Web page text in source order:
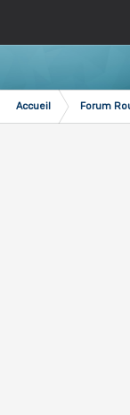
Accueil Forum